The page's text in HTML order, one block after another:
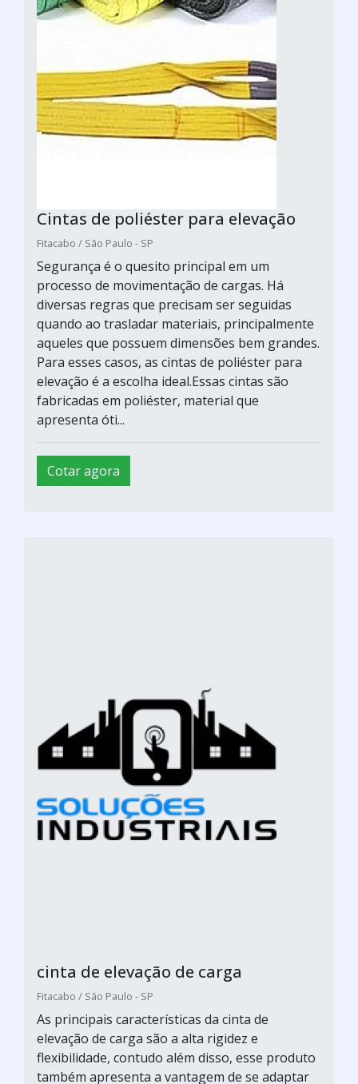
Cintas de poliéster para elevação
Fitacabo / São Paulo - SP
Segurança é o quesito principal em um
processo de movimentação de cargas. Há
diversas regras que precisam ser seguidas
quando ao trasladar materiais, principalmente
aqueles que possuem dimensões bem grandes.
Para esses casos, as cintas de poliéster para
elevação é a escolha ideal.Essas cintas são
fabricadas em poliéster, material que
apresenta óti...
Cotar agora
cinta de elevação de carga
Fitacabo / São Paulo - SP
As principais características da cinta de
elevação de carga são a alta rigidez e
flexibilidade, contudo além disso, esse produto
também apresenta a vantagem de se adaptar